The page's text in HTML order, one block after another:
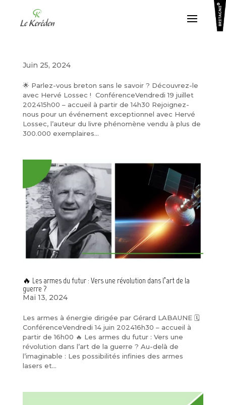
Juin 25, 2024
🌟 Parlez-vous breton sans le savoir ? Découvrez-le
avec Hervé Lossec ! ConférenceVendredi 19 juillet
202415h00 – accueil à partir de 14h30 Rejoignez-
nous pour un événement exceptionnel avec Hervé
Lossec, l’auteur du livre phénomène vendu à plus de
300.000 exemplaires...
🔥 Les armes du futur : Vers une révolution dans l’art de la
guerre ?
Mai 13, 2024
Les armes à énergie dirigée par Gérard LABAUNE 🗓️
ConférenceVendredi 14 juin 202416h30 – accueil à
partir de 16h00 🔥 Les armes du futur : Vers une
révolution dans l’art de la guerre ? Au-delà de
l’imaginable : Les possibilités infinies des armes
lasers et...